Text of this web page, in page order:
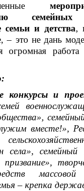
семейных
семьи и детства,
– это не дань
огромная работа
конкурсы и
вместе!»,
села»,
массовой
– крепка